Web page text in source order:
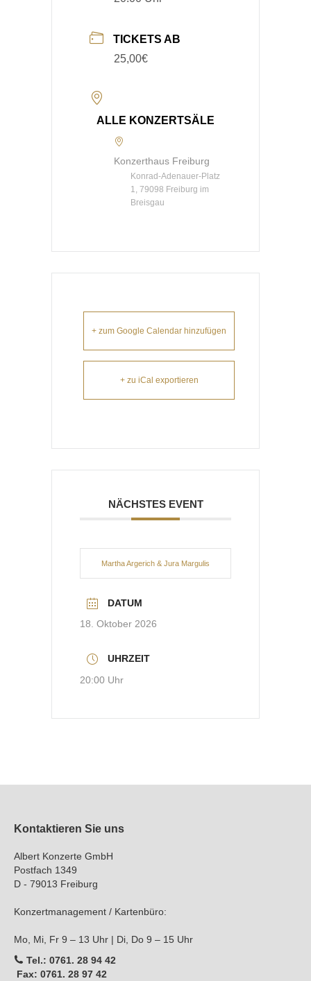
TICKETS AB
25,00€
ALLE KONZERTSÄLE
Konzerthaus Freiburg
Konrad-Adenauer-Platz
1, 79098 Freiburg im
Breisgau
+ zum Google Calendar hinzufügen
+ zu iCal exportieren
NÄCHSTES EVENT
Martha Argerich & Jura Margulis
DATUM
18. Oktober 2026
UHRZEIT
20:00 Uhr
Kontaktieren Sie uns
Albert Konzerte GmbH
Postfach 1349
D - 79013 Freiburg
Konzertmanagement / Kartenbüro:
Mo, Mi, Fr 9 – 13 Uhr | Di, Do 9 – 15 Uhr
Tel.: 0761. 28 94 42
Fax: 0761. 28 97 42